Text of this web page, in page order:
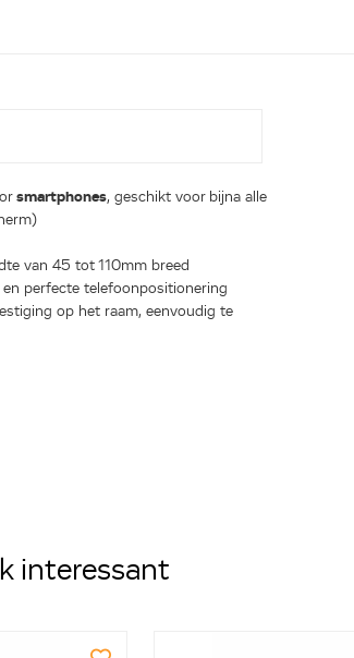
smartphones, geschikt voor bijna alle
van 45 tot 110mm breed
perfecte telefoonpositionering
op het raam, eenvoudig te
interessant